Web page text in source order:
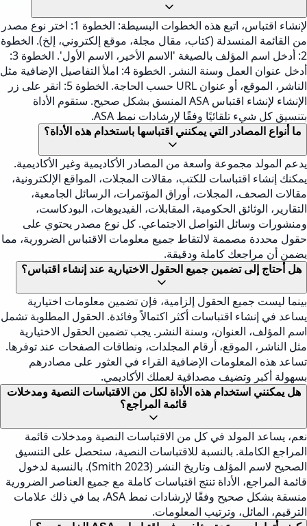
لإنشاء اقتباس، اتبع هذه الخطوات البسيطة: الخطوة 1: اختر نوع مصدر
من القائمة المنسدلة (كتاب، مقال مجلة، موقع إلكتروني، إلخ). الخطوة
2: أدخل اسم المؤلف بالصيغة 'الاسم الأخير، الاسم الأول'. الخطوة 3:
أدخل عنوان العمل وسنة النشر. الخطوة 4: املأ التفاصيل الإضافية مثل
الناشر، الموقع، أو عنوان URL حسب الحاجة. الخطوة 5: انقر على زر
الإنشاء لإنشاء اقتباس ASA المنسق بشكل صحيح. ستقوم الأداة
بتنسيق كل شيء تلقائيًا وفقًا لإرشادات نمط ASA.
ما أنواع المصادر التي يمكنني اقتباسها باستخدام هذه الأداة؟
يدعم المولد مجموعة واسعة من المصادر الأكاديمية وغير الأكاديمية.
يمكنك إنشاء اقتباسات للكتب، مقالات المجلات، المواقع الإلكترونية،
مقالات الصحف، المجلات، أوراق المؤتمرات، الرسائل الجامعية،
التقارير، الوثائق الحكومية، المقابلات، الفيديوهات، البودكاست،
ومنشورات وسائل التواصل الاجتماعي. كل نوع مصدر يحتوي على
حقول محددة مصممة لالتقاط جميع معلومات الاقتباس الضرورية، مما
يضمن أن مراجعك كاملة ودقيقة.
هل أحتاج إلى تضمين جميع الحقول الاختيارية عند إنشاء اقتباس؟
بينما ليست جميع الحقول إلزامية، فإن تضمين معلومات اختيارية
يساعد في إنشاء اقتباسات أكثر اكتمالاً وفائدة. الحقول المطلوبة تشمل
اسم المؤلف، العنوان، وسنة النشر. يجب تضمين الحقول الاختيارية
مثل الناشر، الموقع، أرقام المجلدات، ونطاقات الصفحات عند توفرها.
تساعد هذه المعلومات الإضافية القراء في العثور على مصادرهم
بسهولة أكبر وتضيف مصداقية لعملك الأكاديمي.
هل يمكنني استخدام هذه الأداة لكل من الاقتباسات النصية ومدخلات
قائمة المراجع؟
نعم، يساعد المولد في كل من الاقتباسات النصية ومدخلات قائمة
المراجع الكاملة. بالنسبة للاقتباسات النصية، ستحصل على التنسيق
الصحيح لاسم المؤلف وتاريخ النشر (Smith 2023). بالنسبة لدخول
قائمة المراجع، الأداة تنتج اقتباسات كاملة مع جميع العناصر الضرورية
منسقة بشكل صحيح وفقًا لإرشادات نمط ASA، بما في ذلك علامات
الترقيم، المائل، وترتيب المعلومات.